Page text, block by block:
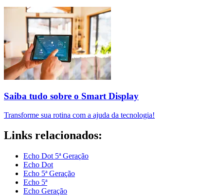
Saiba tudo sobre o Smart Display
Transforme sua rotina com a ajuda da tecnologia!
Links relacionados:
Echo Dot 5ª Geração
Echo Dot
Echo 5ª Geração
Echo 5ª
Echo Geração